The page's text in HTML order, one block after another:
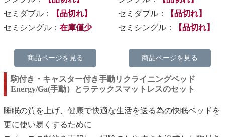
セミダブル：
【品切れ】
セミシングル： 在庫僅少
商品ページを見る
セミダブル：
【品切れ】
セミシングル：
【品切れ】
商品ページを見る
駒付き・キャスター付き手動リクライニングベッド
Energy/Ga(手動）とラテックスマットレスのセット
睡眠の質を上げ、健康で快適な生活を送る為の快眠ベッドを
更に使い易くするために